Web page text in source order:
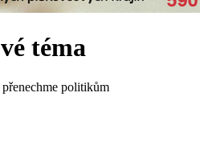
téma
politikům